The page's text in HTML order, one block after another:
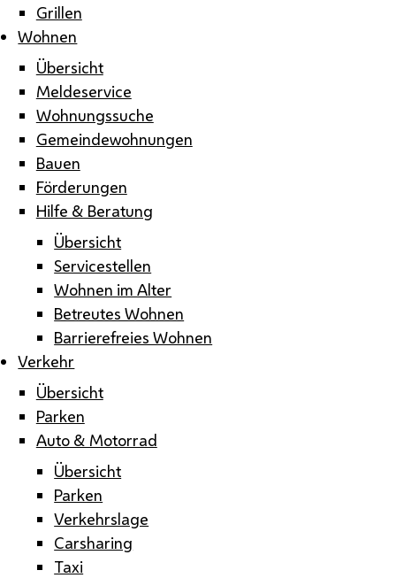
Grillen
Wohnen
Übersicht
Meldeservice
Wohnungssuche
Gemeindewohnungen
Bauen
Förderungen
Hilfe & Beratung
Übersicht
Servicestellen
Wohnen im Alter
Betreutes Wohnen
Barrierefreies Wohnen
Verkehr
Übersicht
Parken
Auto & Motorrad
Übersicht
Parken
Verkehrslage
Carsharing
Taxi